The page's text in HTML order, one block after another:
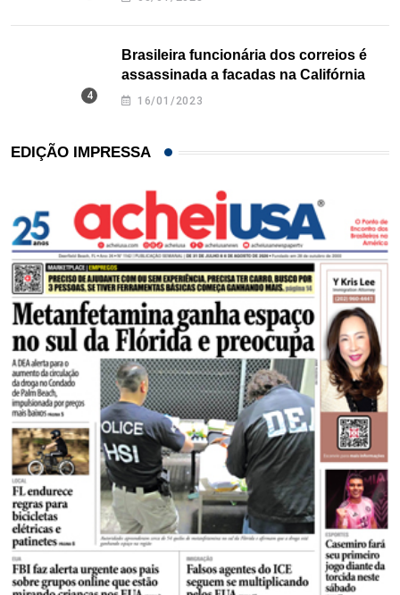
Brasileira funcionária dos correios é
assassinada a facadas na Califórnia
16/01/2023
EDIÇÃO IMPRESSA